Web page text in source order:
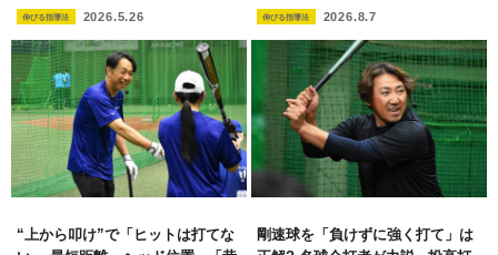
伸びる指導法 2026.5.26 伸びる指導法 2026.8.7
“上から叩け”で「ヒットは打てな
剛速球を「負けずに強く打て」は